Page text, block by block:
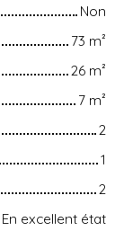
Non
73 m²
26 m²
7 m²
2
1
2
En excellent état